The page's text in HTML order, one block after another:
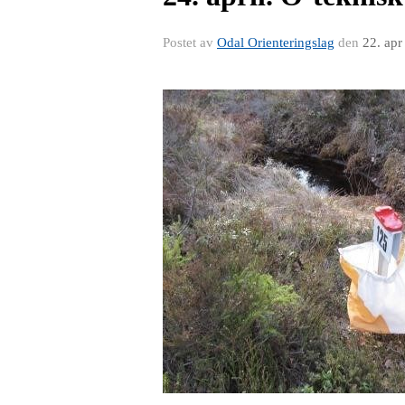
Postet av Odal Orienteringslag den 22.